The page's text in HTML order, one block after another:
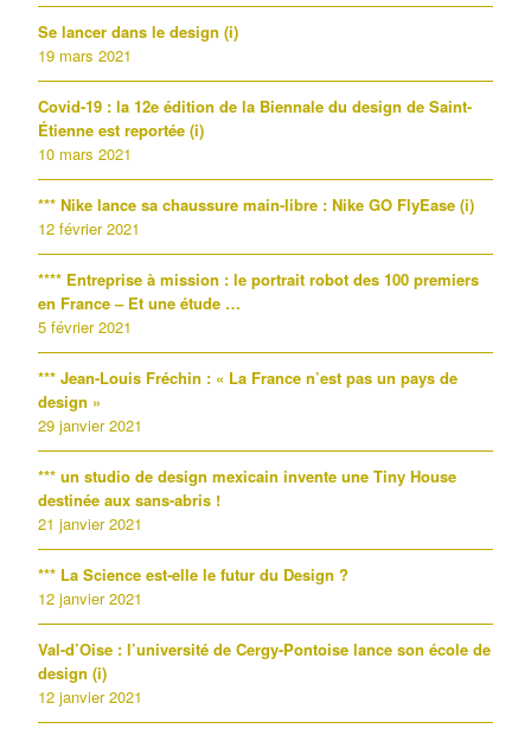
Se lancer dans le design (i)
19 mars 2021
Covid-19 : la 12e édition de la Biennale du design de Saint-
Étienne est reportée (i)
10 mars 2021
*** Nike lance sa chaussure main-libre : Nike GO FlyEase (i)
12 février 2021
**** Entreprise à mission : le portrait robot des 100 premiers
en France – Et une étude …
5 février 2021
*** Jean-Louis Fréchin : « La France n’est pas un pays de
design »
29 janvier 2021
*** un studio de design mexicain invente une Tiny House
destinée aux sans-abris !
21 janvier 2021
*** La Science est-elle le futur du Design ?
12 janvier 2021
Val-d’Oise : l’université de Cergy-Pontoise lance son école de
design (i)
12 janvier 2021